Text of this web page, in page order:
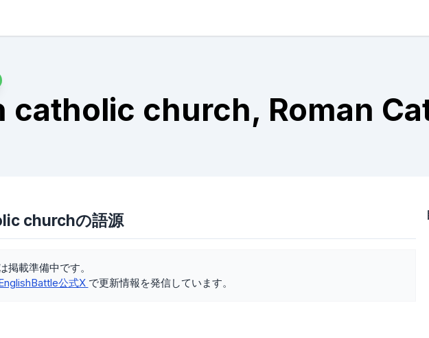
catholic church, Roman
churchの語源
掲載準備中です。
公式X で更新情報を発信しています。